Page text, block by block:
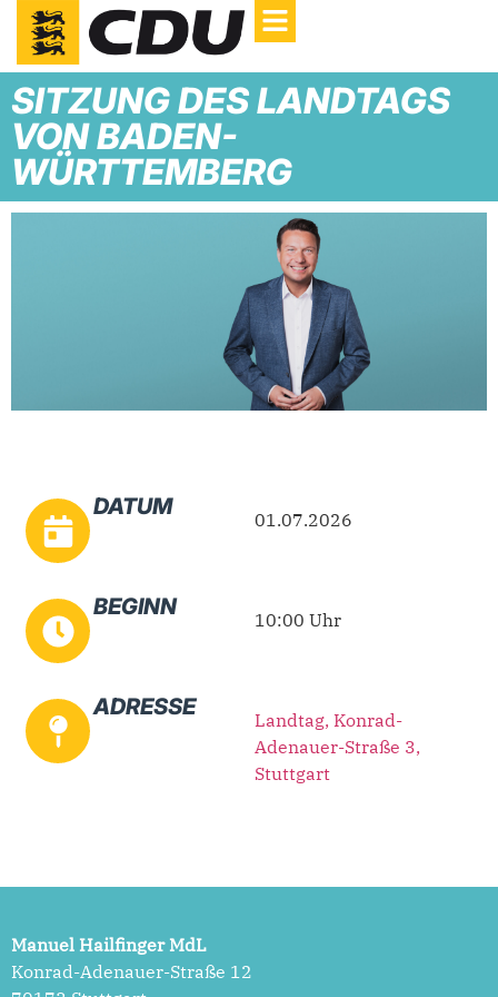
SITZUNG DES LANDTAGS
VON BADEN-
WÜRTTEMBERG
DATUM 01.07.2026
BEGINN 10:00 Uhr
ADRESSE
Landtag, Konrad-
Adenauer-Straße 3,
Stuttgart
Manuel Hailfinger MdL
Konrad-Adenauer-Straße 12